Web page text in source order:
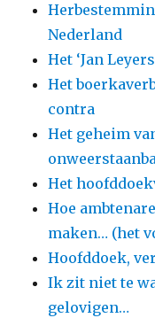
Nederland
Het ‘Jan
Het
contra
Het geheim
Het
Hoe
maken… (het
Hoofddoek,
Ik zit niet te
gelovigen…